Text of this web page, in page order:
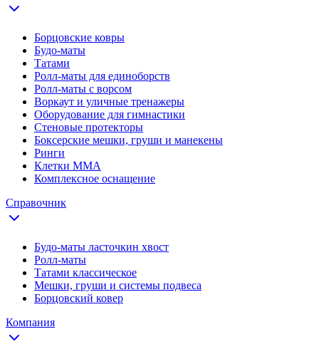
Борцовские ковры
Будо-маты
Татами
Ролл-маты для единоборств
Ролл-маты с ворсом
Воркаут и уличные тренажеры
Оборудование для гимнастики
Стеновые протекторы
Боксерские мешки, груши и манекены
Ринги
Клетки ММА
Комплексное оснащение
Справочник
Будо-маты ласточкин хвост
Ролл-маты
Татами классическое
Мешки, груши и системы подвеса
Борцовский ковер
Компания